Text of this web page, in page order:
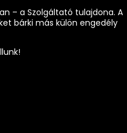
– a Szolgáltató tulajdona. A
bárki más külön engedély